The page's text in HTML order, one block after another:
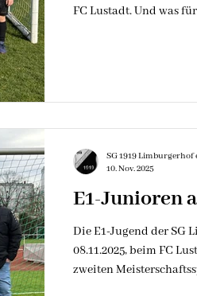
FC Lustadt. Und was
E1-Junioren
Die E1-Jugend der SG
08.11.2025, beim FC
zweiten
SG 1919 Limburgerhof
10. Nov. 2025